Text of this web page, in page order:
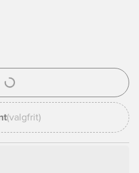
eller tilmelde dig som medlem
(valgfrit)